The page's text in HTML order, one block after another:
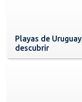
Playas de
descubrir